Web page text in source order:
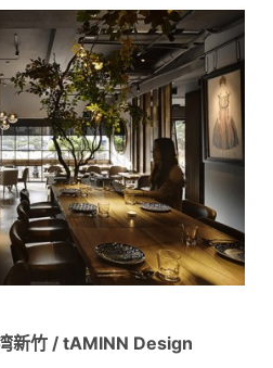
新竹 / tAMINN Design